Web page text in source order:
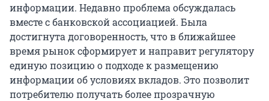
информации. Недавно проблема обсуждалась
вместе с банковской ассоциацией. Была
достигнута договоренность, что в ближайшее
время рынок сформирует и направит регулятору
единую позицию о подходе к размещению
информации об условиях вкладов. Это позволит
потребителю получать более прозрачную